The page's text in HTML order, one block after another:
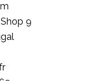
Shop 9